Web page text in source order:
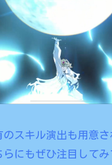
のスキル演出も用意
らにもぜひ注目して